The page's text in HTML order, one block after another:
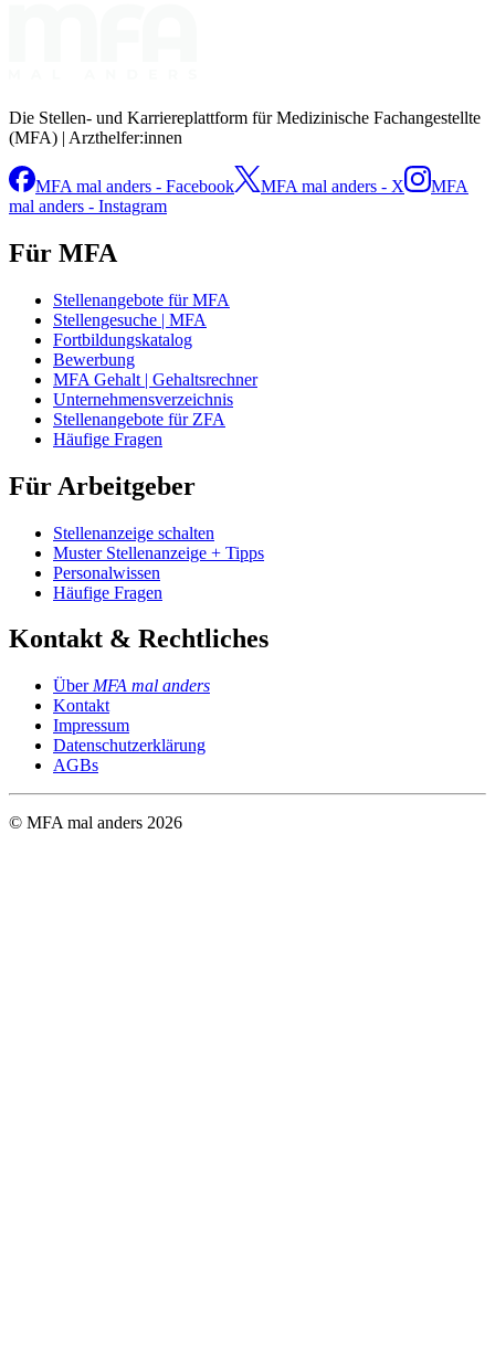
Die Stellen- und Karriereplattform für Medizinische Fachangestellte
(MFA) | Arzthelfer:innen
MFA mal anders - Facebook MFA mal anders - X
MFA
mal anders - Instagram
Für MFA
Stellenangebote für MFA
Stellengesuche | MFA
Fortbildungskatalog
Bewerbung
MFA Gehalt | Gehaltsrechner
Unternehmensverzeichnis
Stellenangebote für ZFA
Häufige Fragen
Für Arbeitgeber
Stellenanzeige schalten
Muster Stellenanzeige + Tipps
Personalwissen
Häufige Fragen
Kontakt & Rechtliches
Über MFA mal anders
Kontakt
Impressum
Datenschutzerklärung
AGBs
© MFA mal anders 2026